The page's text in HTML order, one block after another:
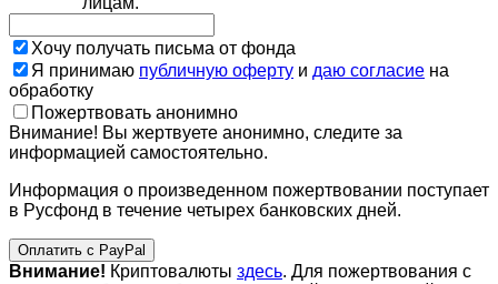
Хочу получать письма от фонда
Я принимаю публичную оферту и даю согласие на
обработку
Пожертвовать анонимно
Внимание! Вы жертвуете анонимно, следите за
информацией самостоятельно.
Информация о произведенном пожертвовании поступает
в Русфонд в течение четырех банковских дней.
Оплатить с PayPal
Внимание! Криптовалюты здесь. Для пожертвования с